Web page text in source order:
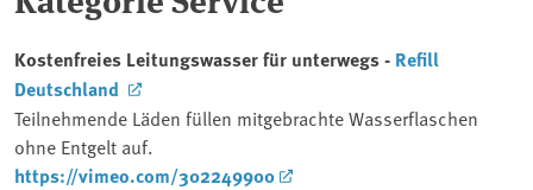
Kostenfreies Leitungswasser für unterwegs - Refill
Deutschland
Teilnehmende Läden füllen mitgebrachte Wasserflaschen
ohne Entgelt auf.
https://vimeo.com/302249900